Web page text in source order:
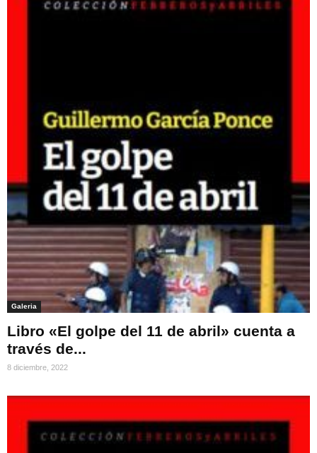
Galeria
Libro «El golpe del 11 de abril» cuenta a
través de...
8 diciembre, 2022